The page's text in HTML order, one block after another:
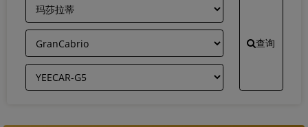
查询